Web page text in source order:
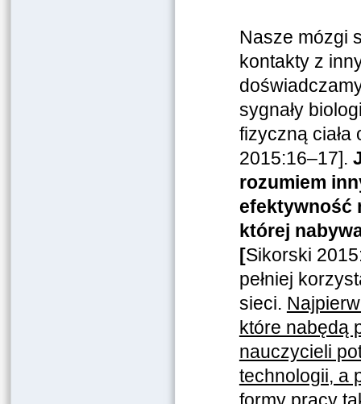
Nasze mózgi
kontakty z
sygnały
fizyczną ciała
2015:16–17].
rozumiem
efektywność
której
[Sikorski
pełniej
sieci.
które nabędą
nauczycieli
technologii, a